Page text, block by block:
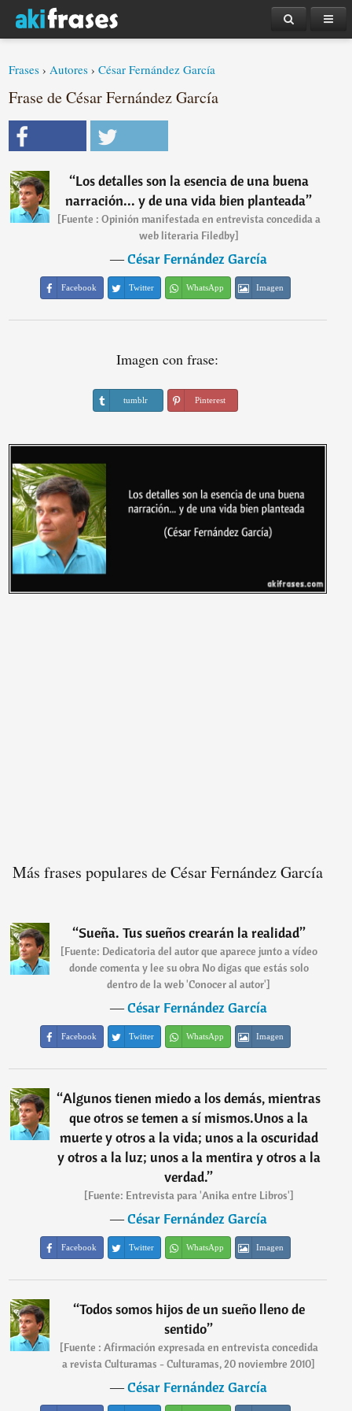
Frases ›Autores ›César Fernández García
Frase de César Fernández García
“Los detalles son la esencia de una buena
narración... y de una vida bien planteada”
[Fuente : Opinión manifestada en entrevista concedida a
web literaria Filedby]
―César Fernández García
Facebook Twitter WhatsApp Imagen
Imagen con frase:
tumblr Pinterest
Más frases populares de César Fernández García
“Sueña. Tus sueños crearán la realidad”
[Fuente: Dedicatoria del autor que aparece junto a vídeo
donde comenta y lee su obra No digas que estás solo
dentro de la web 'Conocer al autor']
―César Fernández García
Facebook Twitter WhatsApp Imagen
“Algunos tienen miedo a los demás, mientras
que otros se temen a sí mismos.Unos a la
muerte y otros a la vida; unos a la oscuridad
y otros a la luz; unos a la mentira y otros a la
verdad.”
[Fuente: Entrevista para 'Anika entre Libros']
―César Fernández García
Facebook Twitter WhatsApp Imagen
“Todos somos hijos de un sueño lleno de
sentido”
[Fuente : Afirmación expresada en entrevista concedida
a revista Culturamas - Culturamas, 20 noviembre 2010]
―César Fernández García